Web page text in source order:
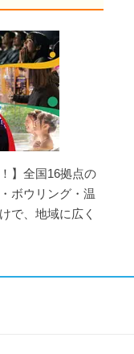
】全国16拠点の
ボウリング・温
で、地域に広く